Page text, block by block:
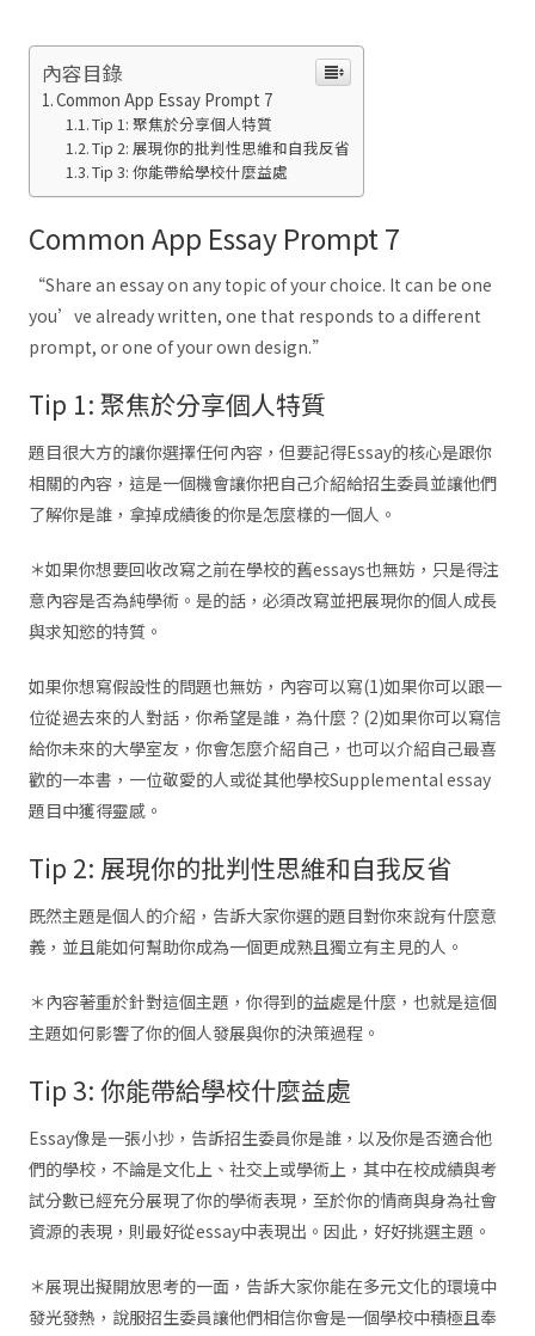
內容目錄
Common App Essay Prompt 7
Tip 1: 聚焦於分享個人特質
Tip 2: 展現你的批判性思維和自我反省
Tip 3: 你能帶給學校什麼益處
Common App Essay Prompt 7
“Share an essay on any topic of your choice. It can be one
you’ve already written, one that responds to a different
prompt, or one of your own design.”
Tip 1: 聚焦於分享個人特質
題目很大方的讓你選擇任何內容，但要記得Essay的核心是跟你
相關的內容，這是一個機會讓你把自己介紹給招生委員並讓他們
了解你是誰，拿掉成績後的你是怎麼樣的一個人。
＊如果你想要回收改寫之前在學校的舊essays也無妨，只是得注
意內容是否為純學術。是的話，必須改寫並把展現你的個人成長
與求知慾的特質。
如果你想寫假設性的問題也無妨，內容可以寫(1)如果你可以跟一
位從過去來的人對話，你希望是誰，為什麼？(2)如果你可以寫信
給你未來的大學室友，你會怎麼介紹自己，也可以介紹自己最喜
歡的一本書，一位敬愛的人或從其他學校Supplemental essay
題目中獲得靈感。
Tip 2: 展現你的批判性思維和自我反省
既然主題是個人的介紹，告訴大家你選的題目對你來說有什麼意
義，並且能如何幫助你成為一個更成熟且獨立有主見的人。
＊內容著重於針對這個主題，你得到的益處是什麼，也就是這個
主題如何影響了你的個人發展與你的決策過程。
Tip 3: 你能帶給學校什麼益處
Essay像是一張小抄，告訴招生委員你是誰，以及你是否適合他
們的學校，不論是文化上、社交上或學術上，其中在校成績與考
試分數已經充分展現了你的學術表現，至於你的情商與身為社會
資源的表現，則最好從essay中表現出。因此，好好挑選主題。
＊展現出擬開放思考的一面，告訴大家你能在多元文化的環境中
發光發熱，說服招生委員讓他們相信你會是一個學校中積極且奉